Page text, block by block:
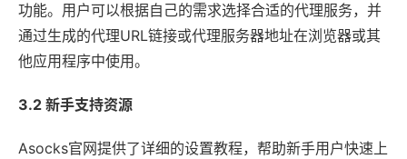
功能。用户可以根据自己的需求选择合适的代理服务，并
通过生成的代理URL链接或代理服务器地址在浏览器或其
他应用程序中使用。
3.2 新手支持资源
Asocks官网提供了详细的设置教程，帮助新手用户快速上